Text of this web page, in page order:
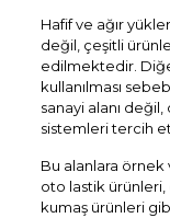
Hafif ve ağır
değil, çeşitli
edilmektedir.
kullanılması
sanayi alanı
sistemleri tercih
Bu alanlara
oto lastik ürünleri,
kumaş ürünleri